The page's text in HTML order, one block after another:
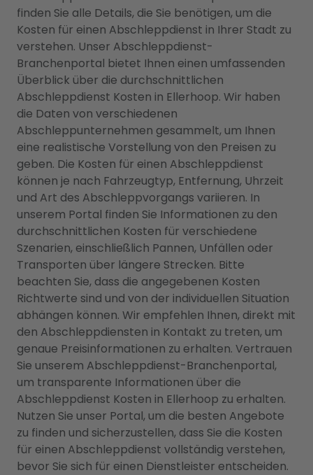
finden Sie alle Details, die Sie benötigen, um die
Kosten für einen Abschleppdienst in Ihrer Stadt zu
verstehen. Unser Abschleppdienst-
Branchenportal bietet Ihnen einen umfassenden
Überblick über die durchschnittlichen
Abschleppdienst Kosten in Ellerhoop. Wir haben
die Daten von verschiedenen
Abschleppunternehmen gesammelt, um Ihnen
eine realistische Vorstellung von den Preisen zu
geben. Die Kosten für einen Abschleppdienst
können je nach Fahrzeugtyp, Entfernung, Uhrzeit
und Art des Abschleppvorgangs variieren. In
unserem Portal finden Sie Informationen zu den
durchschnittlichen Kosten für verschiedene
Szenarien, einschließlich Pannen, Unfällen oder
Transporten über längere Strecken. Bitte
beachten Sie, dass die angegebenen Kosten
Richtwerte sind und von der individuellen Situation
abhängen können. Wir empfehlen Ihnen, direkt mit
den Abschleppdiensten in Kontakt zu treten, um
genaue Preisinformationen zu erhalten. Vertrauen
Sie unserem Abschleppdienst-Branchenportal,
um transparente Informationen über die
Abschleppdienst Kosten in Ellerhoop zu erhalten.
Nutzen Sie unser Portal, um die besten Angebote
zu finden und sicherzustellen, dass Sie die Kosten
für einen Abschleppdienst vollständig verstehen,
bevor Sie sich für einen Dienstleister entscheiden.